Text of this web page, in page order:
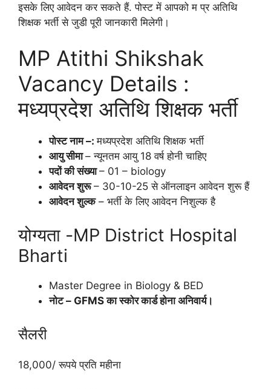
इसके लिए आवेदन कर सकते हैं. पोस्ट में आपको म प्र अतिथि
शिक्षक भर्ती से जुडी पूरी जानकारी मिलेगी।
MP Atithi Shikshak
Vacancy Details :
मध्यप्रदेश अतिथि शिक्षक भर्ती
पोस्ट नाम –:मध्यप्रदेश अतिथि शिक्षक भर्ती
आयु सीमा– न्यूनतम आयु 18 वर्ष होनी चाहिए
पदों की संख्या– 01 – biology
आवेदन शुरू– 30-10-25 से ऑनलाइन आवेदन शुरू हैं
आवेदन शुल्क– भर्ती के लिए आवेदन निशुल्क है
योग्यता -MP District Hospital
Bharti
Master Degree in Biology & BED
नोट – GFMS का स्‍कोर कार्ड होना अनिवार्य।
सैलरी
18,000/ रूपये प्रति महीना